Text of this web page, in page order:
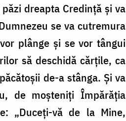
dreapta Credință și va
se va cutremura
plânge și se vor tângui
să deschidă cărțile, ca
de-a stânga. Și va
de moșteniți Împărăția
„Duceți-vă de la Mine,